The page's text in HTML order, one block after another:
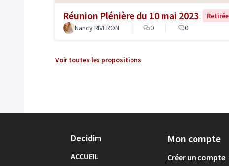
Réunion Plénière du 10 mai 2023
Retirée
Nancy RIVERON
0 0
Voir toutes les propositions
Decidim
ACCUEIL
Mon compte
Créer un compte